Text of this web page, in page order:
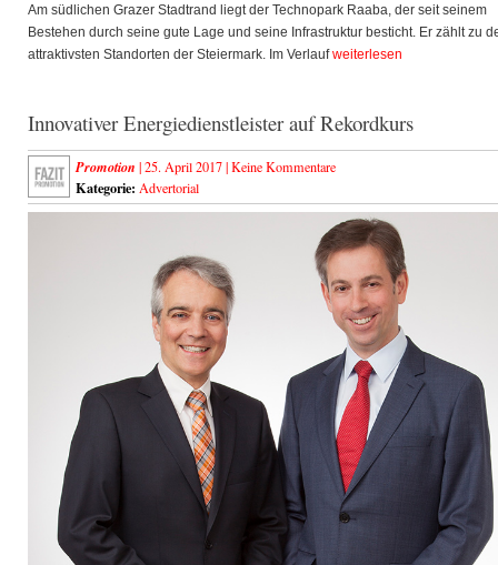
Am südlichen Grazer Stadtrand liegt der Technopark Raaba, der seit seinem
Bestehen durch seine gute Lage und seine Infrastruktur besticht. Er zählt zu
attraktivsten Standorten der Steiermark. Im Verlaufweiterlesen
Innovativer Energiedienstleister auf Rekordkurs
Promotion | 25. April 2017 |Keine Kommentare
Kategorie: Advertorial